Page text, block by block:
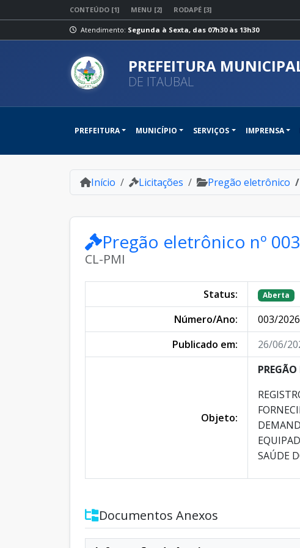
CONTEÚDO [1] MENU [2] RODAPÉ [3]
Atendimento: Segunda à Sexta, das 07h30 às 13h30
PREFEITURA
DE ITAUBAL
PREFEITURA MUNICÍPIO SERVIÇOS IMPRENSA
Início Licitações Pregão eletrônico
Pregão eletrônico nº
CL-PMI
Status: Aberta
Número/Ano:
003/2026
Publicado em:
26/06/
Objeto:
SAÚDE
Documentos Anexos